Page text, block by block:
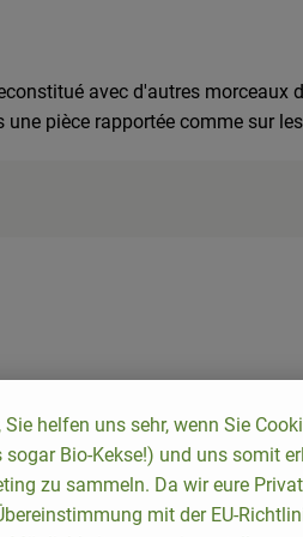
avec d'autres
pièce rapportée comme sur
Sie helfen uns sehr, wenn Sie
sogar Bio-Kekse!) und uns somit
zu sammeln. Da wir eure
mit der EU-